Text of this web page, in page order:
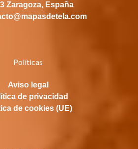
Zaragoza, España
Políticas
Aviso legal
de privacidad
de cookies (UE)